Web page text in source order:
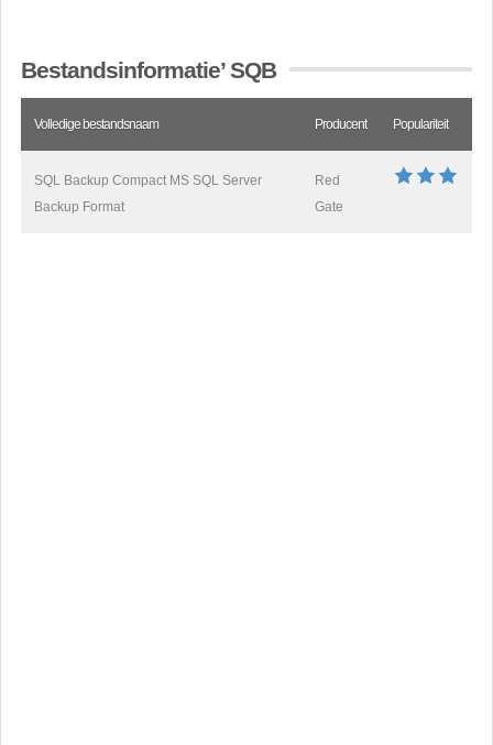
Bestandsinformatie’ SQB
Volledige bestandsnaam Producent Populariteit
SQL Backup Compact MS SQL Server
Backup Format
Red
Gate